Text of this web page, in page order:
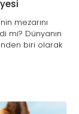
mezarını
mi? Dünyanın
biri olarak
gerçek
ve